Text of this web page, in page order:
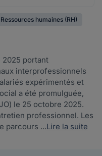
Ressources humaines (RH)
2025 portant
interprofessionnels
expérimentés et
a été promulguée,
le 25 octobre 2025.
professionnel. Les
parcours ...Lire la suite